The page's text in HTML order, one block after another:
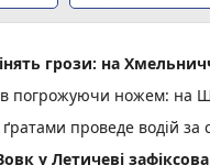
грози: на
погрожуючи ножем: на
ґратами проведе водій за
у Летичеві